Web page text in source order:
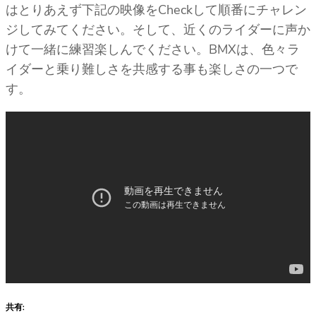
はとりあえず下記の映像をCheckして順番にチャレン
ジしてみてください。そして、近くのライダーに声か
けて一緒に練習楽しんでください。BMXは、色々ラ
イダーと乗り難しさを共感する事も楽しさの一つで
す。
共有: